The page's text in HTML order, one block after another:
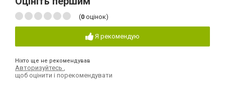
(0 оцінок)
Я рекомендую
Ніхто ще не рекомендував
Авторизуйтесь ,
щоб оцінити і порекомендувати